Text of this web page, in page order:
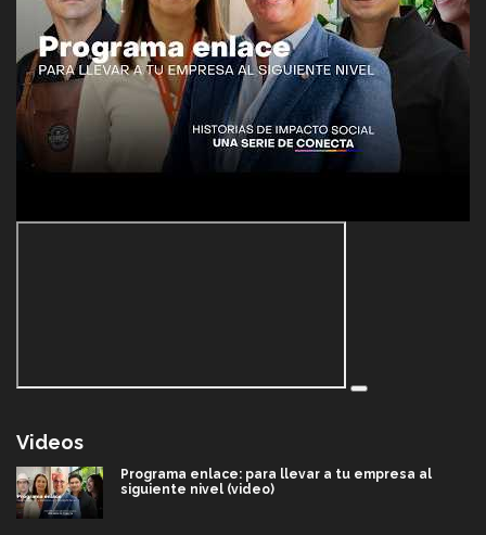
Videos
Programa enlace: para llevar a tu empresa al
siguiente nivel (video)